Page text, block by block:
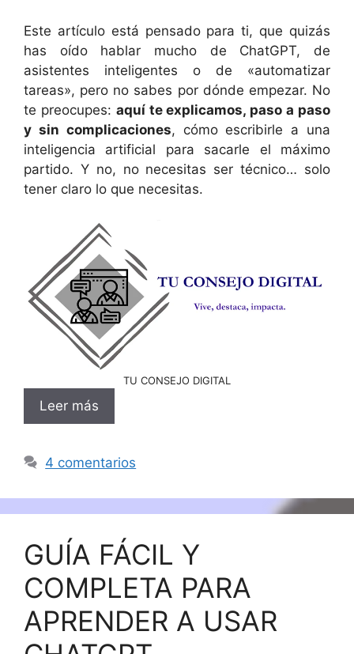
Este artículo está pensado para ti, que quizás
has oído hablar mucho de ChatGPT, de
asistentes inteligentes o de «automatizar
tareas», pero no sabes por dónde empezar. No
te preocupes: aquí te explicamos, paso a paso
y sin complicaciones, cómo escribirle a una
inteligencia artificial para sacarle el máximo
partido. Y no, no necesitas ser técnico… solo
tener claro lo que necesitas.
TU CONSEJO DIGITAL
Leer más
4 comentarios
GUÍA FÁCIL Y
COMPLETA PARA
APRENDER A USAR